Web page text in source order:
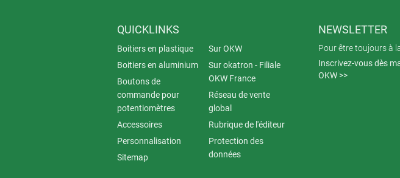
QUICKLINKS
Boitiers en plastique
Boitiers en aluminium
Boutons de
commande pour
potentiomètres
Accessoires
Personnalisation
Sitemap
Sur OKW
Sur okatron - Filiale
OKW France
Réseau de vente
global
Rubrique de l'éditeur
Protection des
données
NEWSLETTER
Pour être toujours à
Inscrivez-vous dès
OKW >>